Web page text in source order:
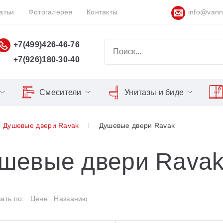
Фотогалерея Контакты
+7(499)426-46-76
+7(926)180-30-40
Душевые двери
Domino
Formy
Смесители
Серия Flat
Серия LIFE
Унитазы и биде
Сиденья для унитазов
Cool
Nexty
Душевые двери Ravak Душевые двери Ravak
двери
по: Цене Названию